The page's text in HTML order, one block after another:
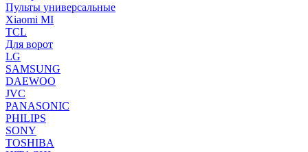
Пульты универсальные
Xiaomi MI
TCL
Для ворот
LG
SAMSUNG
DAEWOO
JVC
PANASONIC
PHILIPS
SONY
TOSHIBA